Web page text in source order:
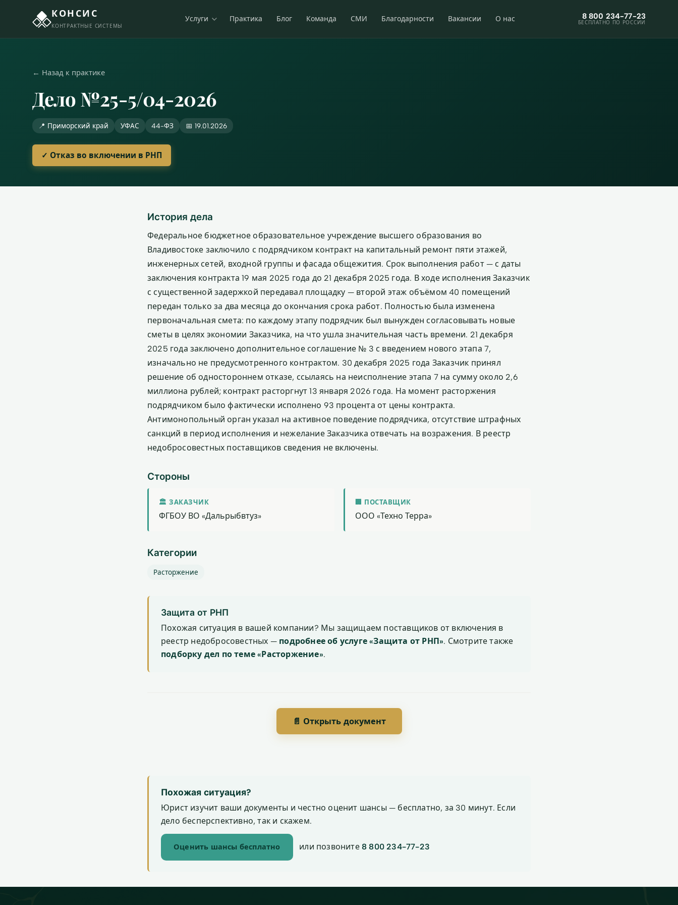
КОНСИС
КОНТРАКТНЫЕ СИСТЕМЫ
Услуги Практика Блог Команда СМИ Благодарности Вакансии О нас 8 800 234-77-23
БЕСПЛАТНО ПО РОССИИ
← Назад к практике
Дело №25-5/04-2026
📍 Приморский край УФАС 44-ФЗ 📅 19.01.2026
✓ Отказ во включении в РНП
История дела
Федеральное бюджетное образовательное учреждение высшего образования во
Владивостоке заключило с подрядчиком контракт на капитальный ремонт пяти этажей,
инженерных сетей, входной группы и фасада общежития. Срок выполнения работ — с даты
заключения контракта 19 мая 2025 года до 21 декабря 2025 года. В ходе исполнения Заказчик
с существенной задержкой передавал площадку — второй этаж объёмом 40 помещений
передан только за два месяца до окончания срока работ. Полностью была изменена
первоначальная смета: по каждому этапу подрядчик был вынужден согласовывать новые
сметы в целях экономии Заказчика, на что ушла значительная часть времени. 21 декабря
2025 года заключено дополнительное соглашение № 3 с введением нового этапа 7,
изначально не предусмотренного контрактом. 30 декабря 2025 года Заказчик принял
решение об одностороннем отказе, ссылаясь на неисполнение этапа 7 на сумму около 2,6
миллиона рублей; контракт расторгнут 13 января 2026 года. На момент расторжения
подрядчиком было фактически исполнено 93 процента от цены контракта.
Антимонопольный орган указал на активное поведение подрядчика, отсутствие штрафных
санкций в период исполнения и нежелание Заказчика отвечать на возражения. В реестр
недобросовестных поставщиков сведения не включены.
Стороны
🏛 ЗАКАЗЧИК
ФГБОУ ВО «Дальрыбвтуз»
🏢 ПОСТАВЩИК
ООО «Техно Терра»
Категории
Расторжение
Защита от РНП
Похожая ситуация в вашей компании? Мы защищаем поставщиков от включения в
реестр недобросовестных — подробнее об услуге «Защита от РНП». Смотрите также
подборку дел по теме «Расторжение».
📄 Открыть документ
Похожая ситуация?
Юрист изучит ваши документы и честно оценит шансы — бесплатно, за 30 минут. Если
дело бесперспективно, так и скажем.
Оценить шансы бесплатно или позвоните8 800 234-77-23